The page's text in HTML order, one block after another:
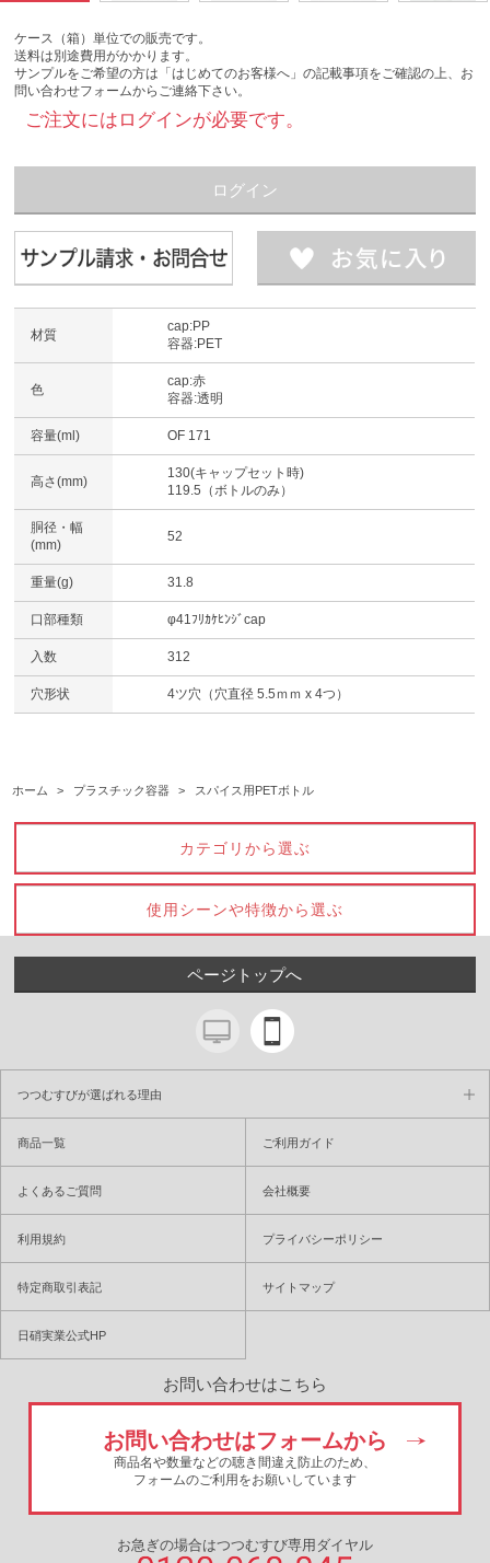
ケース（箱）単位での販売です。
送料は別途費用がかかります。
サンプルをご希望の方は「はじめてのお客様へ」の記載事項をご確認の上、お
問い合わせフォームからご連絡下さい。
ご注文にはログインが必要です。
ログイン
材質
cap:PP
容器:PET
色
cap:赤
容器:透明
容量(ml) OF 171
高さ(mm)
130(キャップセット時)
119.5（ボトルのみ）
胴径・幅
(mm)
52
重量(g) 31.8
口部種類 φ41ﾌﾘｶｹﾋﾝｼﾞcap
入数 312
穴形状 4ツ穴（穴直径 5.5ｍｍ x 4つ）
ホーム > プラスチック容器 > スパイス用PETボトル
カテゴリから選ぶ
使用シーンや特徴から選ぶ
ページトップへ
つつむすびが選ばれる理由
商品一覧 ご利用ガイド
よくあるご質問 会社概要
利用規約 プライバシーポリシー
特定商取引表記 サイトマップ
日硝実業公式HP
お問い合わせはこちら
お問い合わせはフォームから
商品名や数量などの聴き間違え防止のため、
フォームのご利用をお願いしています
お急ぎの場合はつつむすび専用ダイヤル